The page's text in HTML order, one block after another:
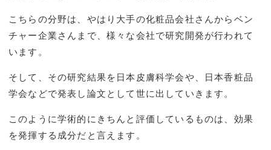
こちらの分野は、やはり大手の化粧品会社さんからベン
チャー企業さんまで、様々な会社で研究開発が行われて
います。
そして、その研究結果を日本皮膚科学会や、日本香粧品
学会などで発表し論文として世に出していきます。
このように学術的にきちんと評価しているものは、効果
を発揮する成分だと言えます。